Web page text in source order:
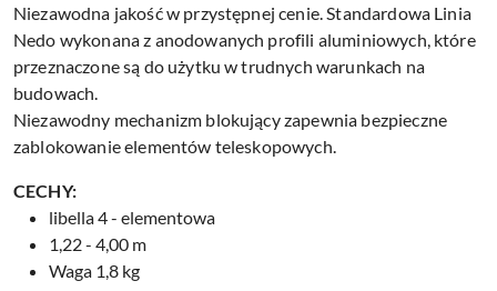
Niezawodna jakość w przystępnej cenie. Standardowa Linia
Nedo wykonana z anodowanych profili aluminiowych, które
przeznaczone są do użytku w trudnych warunkach na
budowach.
Niezawodny mechanizm blokujący zapewnia bezpieczne
zablokowanie elementów teleskopowych.
CECHY:
libella 4 - elementowa
1,22 - 4,00 m
Waga 1,8 kg